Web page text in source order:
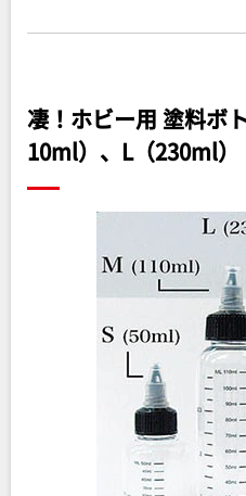
凄！ホビー用 塗料ボ
10ml）、L（230ml）